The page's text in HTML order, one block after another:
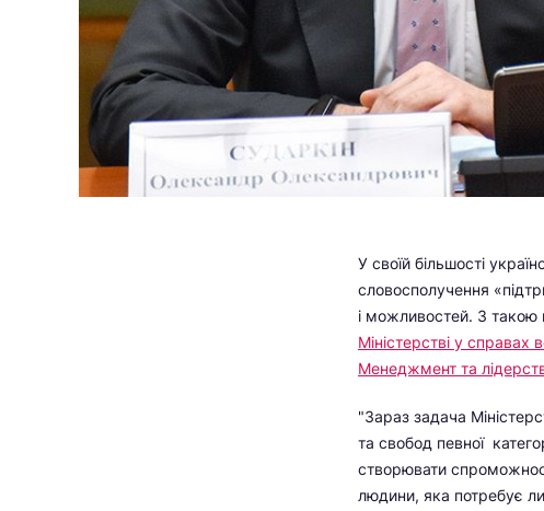
У своїй більшості
словосполучення
і можливостей. З
Міністерстві у справах
Менеджмент та
"Зараз задача
та свобод певної
створювати
людини, яка потребує